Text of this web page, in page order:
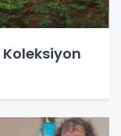
Koleksiyon